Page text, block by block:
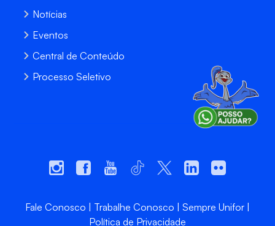
Notícias
Eventos
Central de Conteúdo
Processo Seletivo
Fale Conosco Trabalhe Conosco
Sempre Unifor
Política de Privacidade